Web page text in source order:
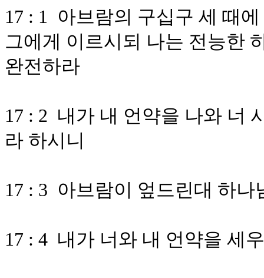
17 : 1 아브람의 구십구 세 때
그에게 이르시되 나는 전능한
완전하라
17 : 2 내가 내 언약을 나와 너
라 하시니
17 : 3 아브람이 엎드린대 하
17 : 4 내가 너와 내 언약을 세